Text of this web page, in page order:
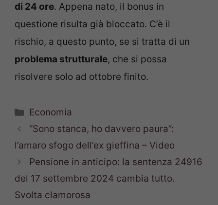
di 24 ore. Appena nato, il bonus in
questione risulta già bloccato. C’è il
rischio, a questo punto, se si tratta di un
problema strutturale, che si possa
risolvere solo ad ottobre finito.
Categorie
Economia
“Sono stanca, ho davvero paura”:
l’amaro sfogo dell’ex gieffina – Video
Pensione in anticipo: la sentenza 24916
del 17 settembre 2024 cambia tutto.
Svolta clamorosa